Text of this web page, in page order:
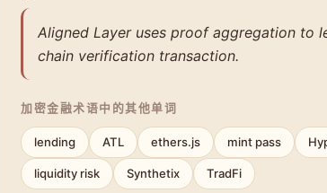
Aligned Layer uses proof aggregation to
chain verification transaction.
加密金融术语中的其他单词
lending ATL ethers.js mint pass
liquidity risk Synthetix TradFi